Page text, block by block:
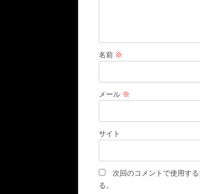
名前 ※
メール ※
サイト
次回のコメントで使用す
る。